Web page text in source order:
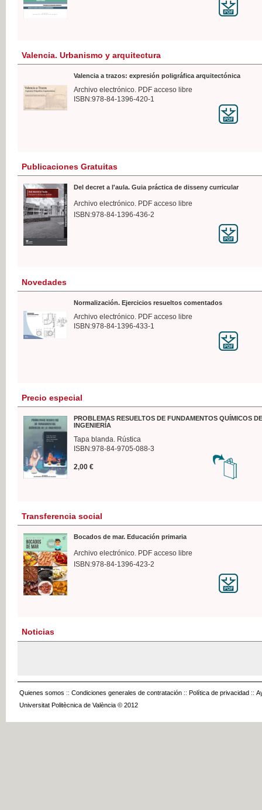
Valencia. Urbanismo y arquitectura
Valencia a trazos: expresión poligráfica arquitectónica
Archivo electrónico. PDF acceso libre
ISBN:978-84-1396-420-1
Publicaciones Gratuitas
Del decret a l'aula. Guia práctica de disseny curricular
Archivo electrónico. PDF acceso libre
ISBN:978-84-1396-436-2
Novedades
Normalización. Ejercicios resueltos comentados
Archivo electrónico. PDF acceso libre
ISBN:978-84-1396-433-1
Precio especial
PROBLEMAS RESUELTOS DE FUNDAMENTOS QUÍMICOS
INGENIERÍA
Tapa blanda. Rústica
ISBN:978-84-9705-088-3
2,00 €
Transferencia social
Bocados de mar. Educación primaria
Archivo electrónico. PDF acceso libre
ISBN:978-84-1396-423-2
Noticias
Quienes somos :: Condiciones generales de contratación :: Política de privacidad ::
Universitat Politècnica de València © 2012